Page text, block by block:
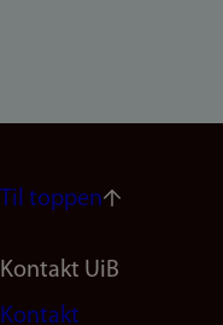
Til toppen
Footer
Kontakt UiB
Kontakt